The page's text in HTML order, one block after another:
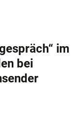
im
bei